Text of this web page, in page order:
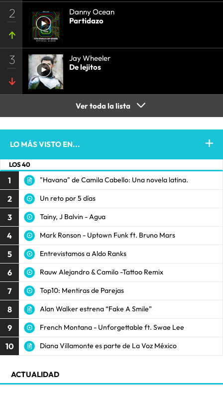
2
Danny Ocean
Partidazo
3
Jay Wheeler
De lejitos
Ver toda la lista
LO MÁS VISTO EN...
LOS 40
1 "Havana" de Camila Cabello: Una novela latina.
2 Un reto por 5 días
3 Tainy, J Balvin - Agua
4 Mark Ronson - Uptown Funk ft. Bruno Mars
5 Entrevistamos a Aldo Ranks
6 Rauw Alejandro & Camilo -Tattoo Remix
7 Top10: Mentiras de Parejas
8 Alan Walker estrena “Fake A Smile”
9 French Montana - Unforgettable ft. Swae Lee
10 Diana Villamonte es parte de La Voz México
ACTUALIDAD